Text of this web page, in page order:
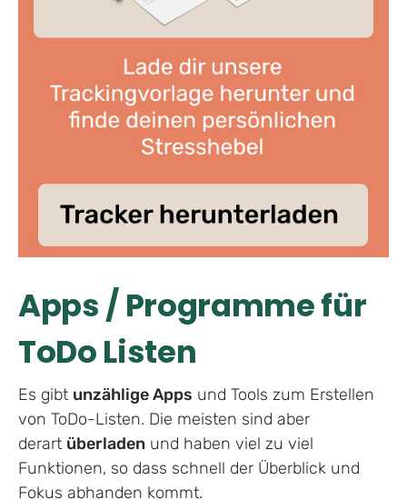
Apps / Programme für
ToDo Listen
Es gibt unzählige Apps und Tools zum Erstellen
von ToDo-Listen. Die meisten sind aber
derart überladen und haben viel zu viel
Funktionen, so dass schnell der Überblick und
Fokus abhanden kommt.